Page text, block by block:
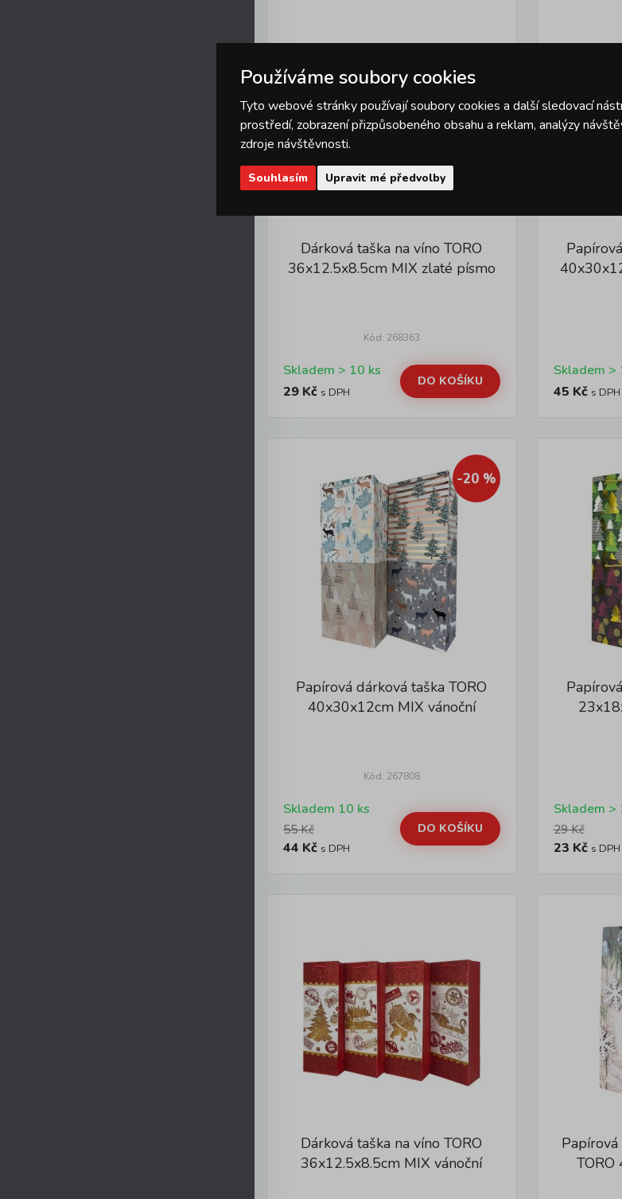
Dárková taška na víno TORO
36x12.5x8.5cm MIX zlaté písmo
Kód: 268363
Skladem > 10 ks
29 Kč s DPH
DO KOŠÍKU
45 Kč s DPH
-20 %
Papírová dárková taška TORO
40x30x12cm MIX vánoční
Kód: 267808
Skladem 10 ks
55 Kč
44 Kč s DPH
DO KOŠÍKU 29 Kč
23 Kč s DPH
Dárková taška na víno TORO
36x12.5x8.5cm MIX vánoční
Používáme soubory cookies
Tyto webové stránky používají soubory cookies a další sledovací
prostředí, zobrazení přizpůsobeného obsahu a reklam, analýzy
zdroje návštěvnosti.
Souhlasím Upravit mé předvolby